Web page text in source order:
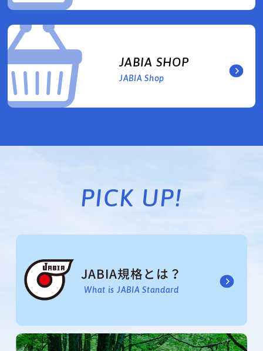
JABIA SHOP
JABIA Shop
PICK UP!
JABIA規格とは？
What is JABIA Standard